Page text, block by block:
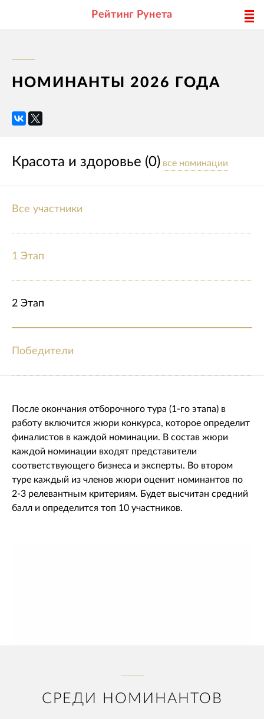
Рейтинг Рунета
НОМИНАНТЫ 2026 ГОДА
Красота и здоровье (0) все номинации
Все участники
1 Этап
2 Этап
Победители
После окончания отборочного тура (1-го этапа) в
работу включится жюри конкурса, которое определит
финалистов в каждой номинации. В состав жюри
каждой номинации входят представители
соответствующего бизнеса и эксперты. Во втором
туре каждый из членов жюри оценит номинантов по
2-3 релевантным критериям. Будет высчитан средний
балл и определится топ 10 участников.
СРЕДИ НОМИНАНТОВ